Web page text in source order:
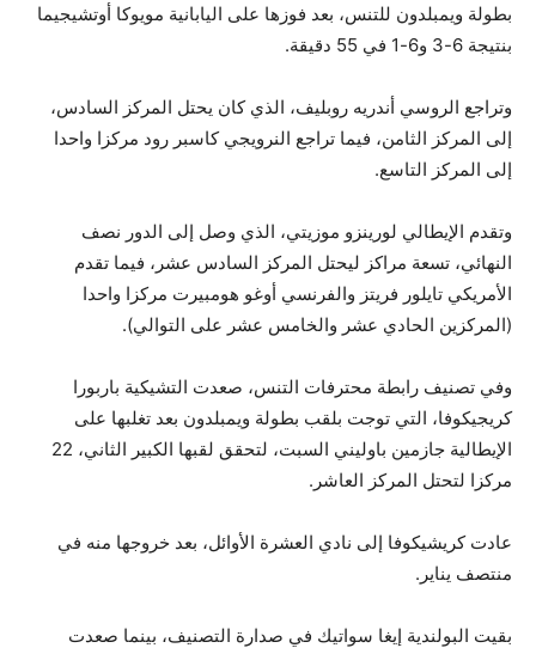
بطولة ويمبلدون للتنس، بعد فوزها على اليابانية مويوكا أوتشيجيما
بنتيجة 6-3 و6-1 في 55 دقيقة.
وتراجع الروسي أندريه روبليف، الذي كان يحتل المركز السادس،
إلى المركز الثامن، فيما تراجع النرويجي كاسبر رود مركزا واحدا
إلى المركز التاسع.
وتقدم الإيطالي لورينزو موزيتي، الذي وصل إلى الدور نصف
النهائي، تسعة مراكز ليحتل المركز السادس عشر، فيما تقدم
الأمريكي تايلور فريتز والفرنسي أوغو هومبيرت مركزا واحدا
(المركزين الحادي عشر والخامس عشر على التوالي).
وفي تصنيف رابطة محترفات التنس، صعدت التشيكية باربورا
كريجيكوفا، التي توجت بلقب بطولة ويمبلدون بعد تغلبها على
الإيطالية جازمين باوليني السبت، لتحقق لقبها الكبير الثاني، 22
مركزا لتحتل المركز العاشر.
عادت كريشيكوفا إلى نادي العشرة الأوائل، بعد خروجها منه في
منتصف يناير.
بقيت البولندية إيغا سواتيك في صدارة التصنيف، بينما صعدت